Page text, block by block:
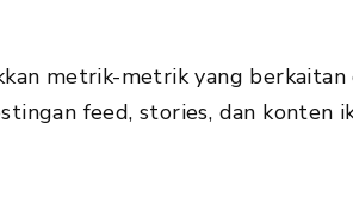
metrik-metrik yang berkaitan
feed, stories, dan konten